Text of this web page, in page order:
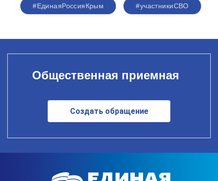
#ЕдинаяРоссияКрым #участникиСВО
Общественная приемная
Создать обращение